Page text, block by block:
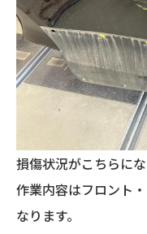
損傷状況がこちらにな
作業内容はフロント
なります。